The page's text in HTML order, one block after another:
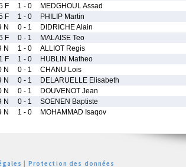
F 1 - 0 MEDGHOUL Assad
F 1 - 0 PHILIP Martin
N 0 - 1 DIDRICHE Alain
F 0 - 1 MALAISE Teo
N 1 - 0 ALLIOT Regis
F 1 - 0 HUBLIN Matheo
N 0 - 1 CHANU Lois
N 0 - 1 DELARUELLE Elisabeth
N 0 - 1 DOUVENOT Jean
N 0 - 1 SOENEN Baptiste
N 1 - 0 MOHAMMAD Isaqov
Protection des données